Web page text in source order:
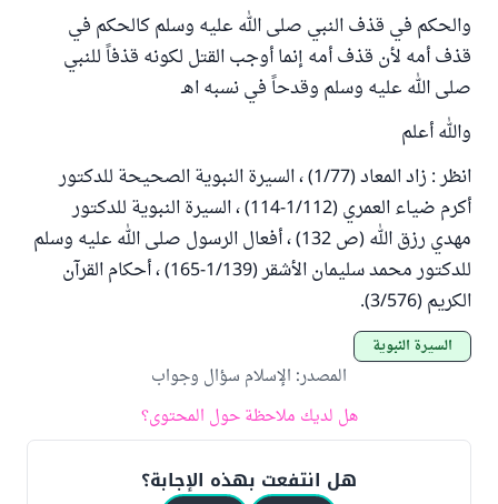
والحكم في قذف النبي صلى الله عليه وسلم كالحكم في
قذف أمه لأن قذف أمه إنما أوجب القتل لكونه قذفاً للنبي
صلى الله عليه وسلم وقدحاً في نسبه اهـ
والله أعلم
انظر : زاد المعاد (1/77) ، السيرة النبوية الصحيحة للدكتور
أكرم ضياء العمري (1/112-114) ، السيرة النبوية للدكتور
مهدي رزق الله (ص 132) ، أفعال الرسول صلى الله عليه وسلم
للدكتور محمد سليمان الأشقر (1/139-165) ، أحكام القرآن
الكريم (3/576).
السيرة النبوية
المصدر: الإسلام سؤال وجواب
هل لديك ملاحظة حول المحتوى؟
هل انتفعت بهذه الإجابة؟